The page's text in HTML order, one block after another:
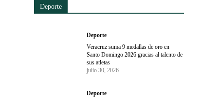
Deporte
Deporte
Veracruz suma 9 medallas de oro en
Santo Domingo 2026 gracias al talento de
sus atletas
julio 30, 2026
Deporte